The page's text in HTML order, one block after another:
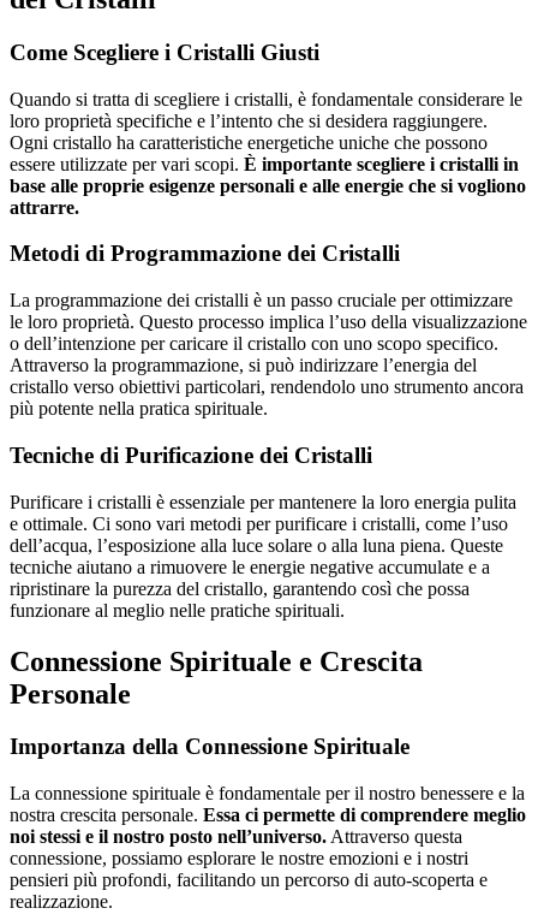
Come Scegliere i Cristalli Giusti
Quando si tratta di scegliere i cristalli, è fondamentale considerare le
loro proprietà specifiche e l’intento che si desidera raggiungere.
Ogni cristallo ha caratteristiche energetiche uniche che possono
essere utilizzate per vari scopi. È importante scegliere i cristalli in
base alle proprie esigenze personali e alle energie che si vogliono
attrarre.
Metodi di Programmazione dei Cristalli
La programmazione dei cristalli è un passo cruciale per ottimizzare
le loro proprietà. Questo processo implica l’uso della visualizzazione
o dell’intenzione per caricare il cristallo con uno scopo specifico.
Attraverso la programmazione, si può indirizzare l’energia del
cristallo verso obiettivi particolari, rendendolo uno strumento ancora
più potente nella pratica spirituale.
Tecniche di Purificazione dei Cristalli
Purificare i cristalli è essenziale per mantenere la loro energia pulita
e ottimale. Ci sono vari metodi per purificare i cristalli, come l’uso
dell’acqua, l’esposizione alla luce solare o alla luna piena. Queste
tecniche aiutano a rimuovere le energie negative accumulate e a
ripristinare la purezza del cristallo, garantendo così che possa
funzionare al meglio nelle pratiche spirituali.
Connessione Spirituale e Crescita
Personale
Importanza della Connessione Spirituale
La connessione spirituale è fondamentale per il nostro benessere e la
nostra crescita personale. Essa ci permette di comprendere meglio
noi stessi e il nostro posto nell’universo. Attraverso questa
connessione, possiamo esplorare le nostre emozioni e i nostri
pensieri più profondi, facilitando un percorso di auto-scoperta e
realizzazione.